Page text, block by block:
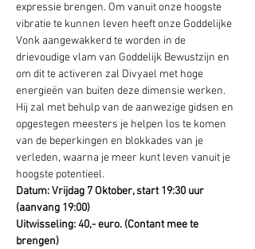
expressie brengen. Om vanuit onze hoogste
vibratie te kunnen leven heeft onze Goddelijke
Vonk aangewakkerd te worden in de
drievoudige vlam van Goddelijk Bewustzijn en
om dit te activeren zal Divyael met hoge
energieën van buiten deze dimensie werken.
Hij zal met behulp van de aanwezige gidsen en
opgestegen meesters je helpen los te komen
van de beperkingen en blokkades van je
verleden, waarna je meer kunt leven vanuit je
hoogste potentieel.
Datum: Vrijdag 7 Oktober, start 19:30 uur
(aanvang 19:00)
Uitwisseling: 40,- euro. (Contant mee te
brengen)